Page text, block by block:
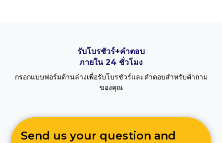
รับโบรชัวร์+คำตอบ
ภายใน 24 ชั่วโมง
กรอกแบบฟอร์มด้านล่างเพื่อรับโบรชัวร์และคำตอบสำหรับคำถาม
ของคุณ
Send us your question and